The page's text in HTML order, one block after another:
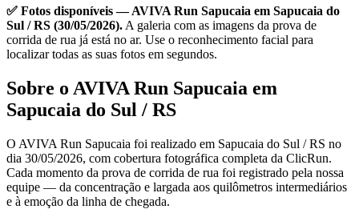
✅ Fotos disponíveis — AVIVA Run Sapucaia em Sapucaia do
Sul / RS (30/05/2026). A galeria com as imagens da prova de
corrida de rua já está no ar. Use o reconhecimento facial para
localizar todas as suas fotos em segundos.
Sobre o AVIVA Run Sapucaia em
Sapucaia do Sul / RS
O AVIVA Run Sapucaia foi realizado em Sapucaia do Sul / RS no
dia 30/05/2026, com cobertura fotográfica completa da ClicRun.
Cada momento da prova de corrida de rua foi registrado pela nossa
equipe — da concentração e largada aos quilômetros intermediários
e à emoção da linha de chegada.